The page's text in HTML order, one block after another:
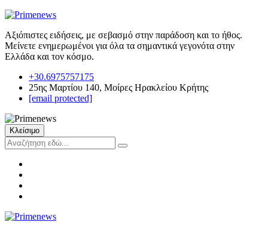
Αξιόπιστες ειδήσεις, με σεβασμό στην παράδοση και το ήθος.
Μείνετε ενημερωμένοι για όλα τα σημαντικά γεγονότα στην
Ελλάδα και τον κόσμο.
+30.6975757175
25ης Μαρτίου 140, Μοίρες Ηρακλείου Κρήτης
[email protected]
Κλείσιμο